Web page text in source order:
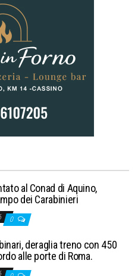
al Conad di Aquino,
dei Carabinieri
0
deraglia treno con 450
alle porte di Roma.